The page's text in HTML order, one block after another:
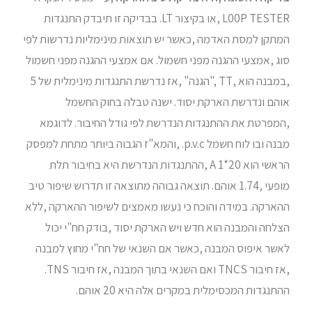
L00P TESTER ,או בקיצור LT. בבדיקה זו תיבדק התנגדות
המתקן למסת האדמה ,כאשר יש תוצאות מינימליות נדרשות לפי
סוג ,אמצעי ההגנה מפני חשמול. אם אמצעי ההגנה מפני חשמול
,במבנה הוא ,TT ,"הגנה" ,אז נדרשת התנגדות מינימלית של 5
אוהם ונדרשת הארקת יסוד. ישנה טבלה בחוק החשמל
,המפרטת את ההתנגדות הנדרשת לפי גודל החיבור. לדוגמא
מבנה ובו לוח חשמל p.v.c. ,והמא"ז הגבוה ביותר מתחת למפסק
הראשי הוא 20*1 A ,ההתנגדות הנדרשת היא בחיבור תלת
מופעי ,1.74 אוהם. תוצאה גבוהה מתוצאה זו תדרוש שיפור טיב
ההארקה. במידה והוכח כי נעשו מאמצים לשיפור ההארקה ,ללא
הצלחה והמבנה הוא חדש ויש הארקת יסוד ,בודק חח"י יכול
לאשר איפוס המבנה ,כאשר אם השנאי של חח"י מחוץ למבנה
,אז חיבור TNCS ואם השנאי בתוך המבנה ,אז חיבור TNS.
ההתנגדות המכסימלית במקרים אלה היא 20 אוהם.